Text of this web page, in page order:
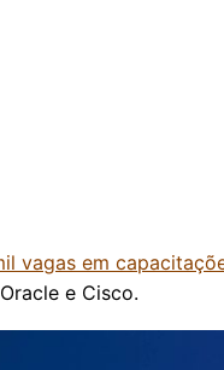
vagas em
e Cisco.